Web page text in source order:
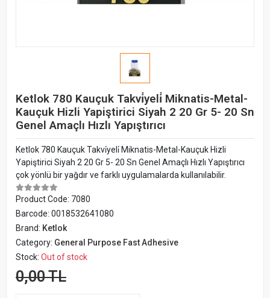
Ketlok 780 Kauçuk Takvi̇yeli̇ Miknatis-Metal-
Kauçuk Hizli Yapiştirici Siyah 2 20 Gr 5- 20 Sn
Genel Amaçlı Hızlı Yapıştırıcı
Ketlok 780 Kauçuk Takvi̇yeli̇ Miknatis-Metal-Kauçuk Hizli
Yapiştirici Siyah 2 20 Gr 5- 20 Sn Genel Amaçlı Hızlı Yapıştırıcı
çok yönlü bir yağdır ve farklı uygulamalarda kullanılabilir.
Product Code: 7080
Barcode: 0018532641080
Brand: Ketlok
Category: General Purpose Fast Adhesive
Stock: Out of stock
0,00 TL